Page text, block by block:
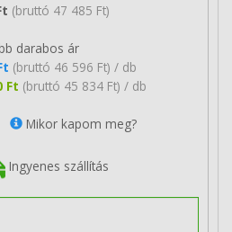
(bruttó 47 485 Ft)
darabos ár
(bruttó 46 596 Ft) / db
Ft (bruttó 45 834 Ft) / db
Mikor kapom meg?
Ingyenes szállítás